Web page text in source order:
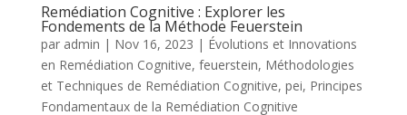
Remédiation Cognitive : Explorer les
Fondements de la Méthode Feuerstein
par admin | Nov 16, 2023 | Évolutions et Innovations
en Remédiation Cognitive, feuerstein, Méthodologies
et Techniques de Remédiation Cognitive, pei, Principes
Fondamentaux de la Remédiation Cognitive